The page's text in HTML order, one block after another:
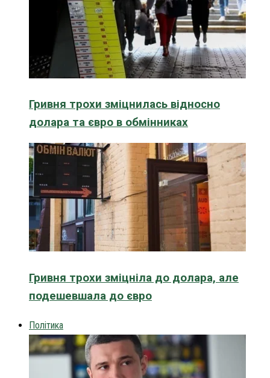
Гривня трохи зміцнилась відносно
долара та євро в обмінниках
Гривня трохи зміцніла до долара, але
подешевшала до євро
Політика